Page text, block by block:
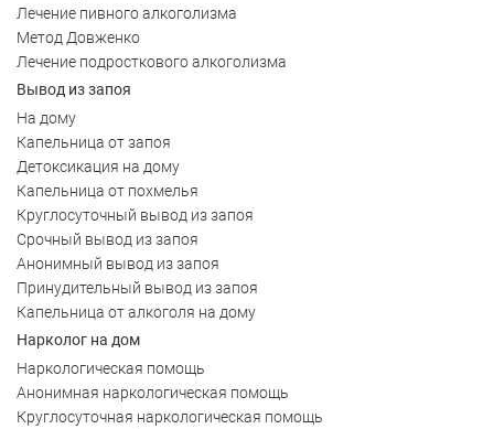
Лечение пивного алкоголизма
Метод Довженко
Лечение подросткового алкоголизма
Вывод из запоя
На дому
Капельница от запоя
Детоксикация на дому
Капельница от похмелья
Круглосуточный вывод из запоя
Срочный вывод из запоя
Анонимный вывод из запоя
Принудительный вывод из запоя
Капельница от алкоголя на дому
Нарколог на дом
Наркологическая помощь
Анонимная наркологическая помощь
Круглосуточная наркологическая помощь